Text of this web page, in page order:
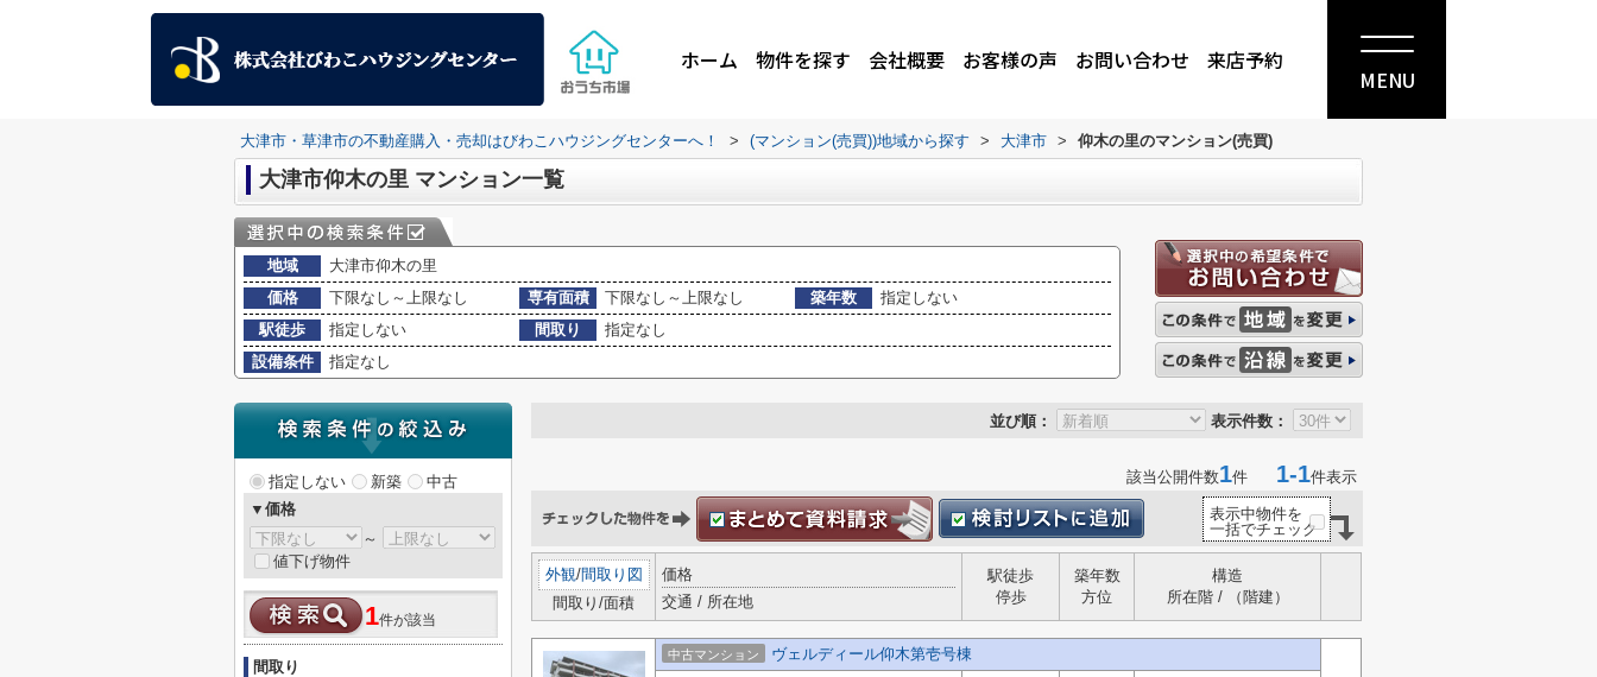
ホーム 物件を探す 会社概要 お客様の声 お問い合わせ 来店予約
MENU
大津市・草津市の不動産購入・売却はびわこハウジングセンターへ！ > (マンション(売買))地域から探す > 大津市 > 仰木の里のマンション(売買)
大津市仰木の里 マンション一覧
地域
大津市仰木の里
価格
下限なし～上限なし 専有面積 下限なし～上限なし 築年数
指定しない
駅徒歩
指定しない 間取り
指定なし
設備条件
指定なし
並び順： 表示件数：
該当公開件数1件 1-1件表示
表示中物件を
一括でチェック
外観/間取り図
間取り/面積
価格
交通 / 所在地
駅徒歩
停歩
築年数
方位
構造
所在階 / （階建）
中古マンション ヴェルディール仰木第壱号棟
指定しない 新築
中古
▼価格
～
値下げ物件
1件が該当
間取り